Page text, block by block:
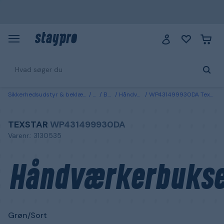
Sikkerhedsudstyr & beklædning Tøj Bukser Håndværkerbukser WP431499930DA Texstar Håndværkerbukser Grøn/Sort W26/L30
TEXSTAR WP431499930DA
Varenr.: 3130535
Grøn/Sort